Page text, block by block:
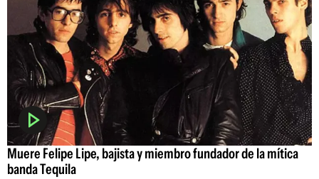
Muere Felipe Lipe, bajista y miembro fundador de la mítica
banda Tequila